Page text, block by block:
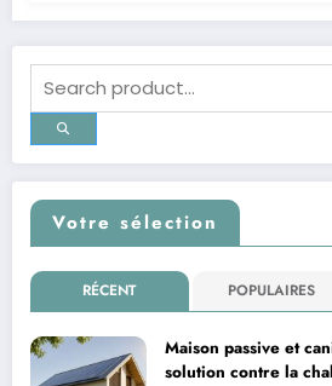
Votre sélection
RÉCENT POPULAIRES
Maison passive et
solution contre la